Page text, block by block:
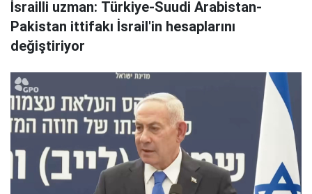
İsrailli uzman: Türkiye-Suudi Arabistan-
Pakistan ittifakı İsrail'in hesaplarını
değiştiriyor